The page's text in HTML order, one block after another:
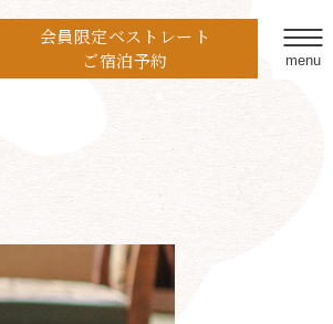
会員限定ベストレート
ご宿泊予約
menu